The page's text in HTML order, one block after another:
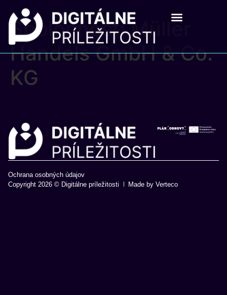
Spoločnosť:Müller
Handels GmbH & Co.
KG
Copyright 2026 © Digitálne príležitosti Made by Verteco
Ochrana osobných údajov